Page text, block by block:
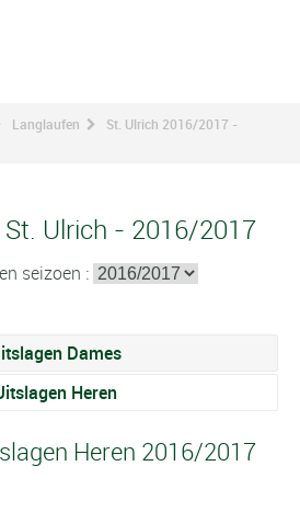
Langlaufen
St. Ulrich 2016/2017 -
Ulrich - 2016/2017
seizoen :
Dames
Heren
Heren 2016/2017